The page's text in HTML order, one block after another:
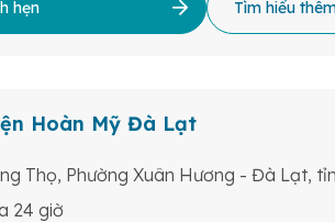
hẹn Tìm hiểu
Hoàn Mỹ Đà Lạt
Thọ, Phường Xuân Hương - Đà Lạt,
24 giờ